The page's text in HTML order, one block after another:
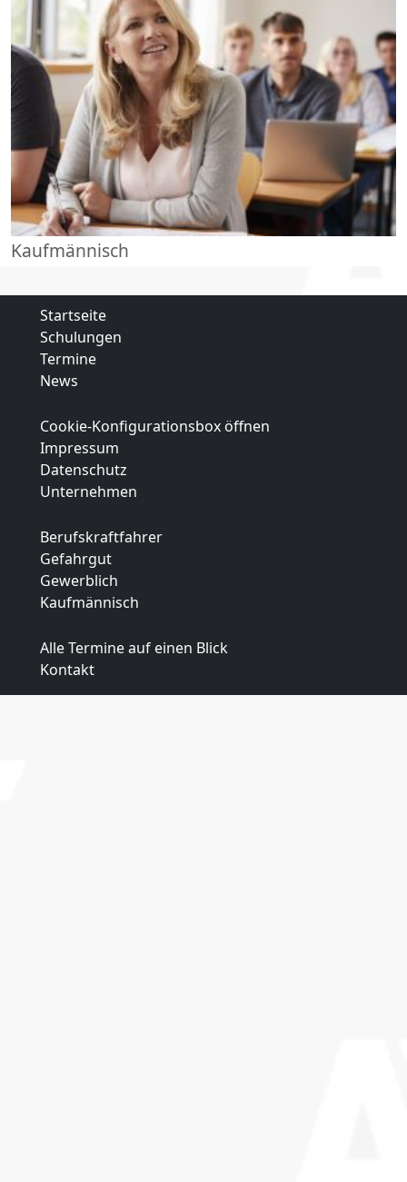
Kaufmännisch
Startseite
Schulungen
Termine
News
Cookie-Konfigurationsbox öffnen
Impressum
Datenschutz
Unternehmen
Berufskraftfahrer
Gefahrgut
Gewerblich
Kaufmännisch
Alle Termine auf einen Blick
Kontakt